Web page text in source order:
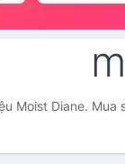
Moist Diane.